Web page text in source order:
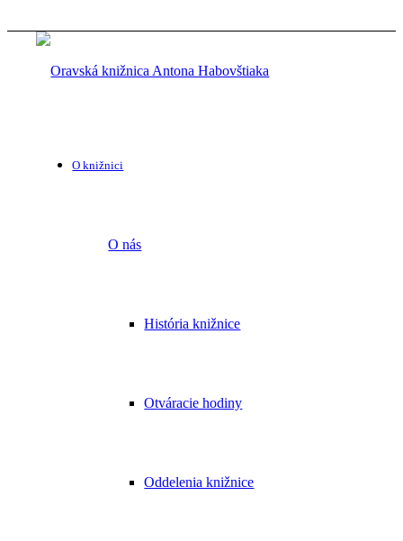
O knižnici
O nás
História knižnice
Otváracie hodiny
Oddelenia knižnice